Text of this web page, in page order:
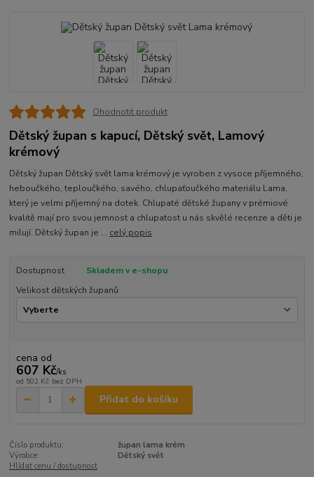
Ohodnotit produkt
Dětský župan s kapucí, Dětský svět, Lamový
krémový
Dětský župan Dětský svět lama krémový je vyroben z vysoce příjemného,
heboučkého, teploučkého, savého, chlupaťoučkého materiálu Lama,
který je velmi příjemný na dotek. Chlupaté dětské župany v prémiové
kvalitě mají pro svou jemnost a chlupatost u nás skvělé recenze a děti je
milují. Dětský župan je ... celý popis
Dostupnost
Skladem v e-shopu
Velikost dětských županů
cena od
607 Kč/ks
od 502 Kč bez DPH
Přidat do košíku
Číslo produktu:
župan lama krém
Výrobce:
Dětský svět
Hlídat cenu / dostupnost